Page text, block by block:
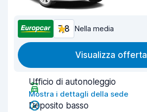
7,8 Nella media
Visualizza offerta
Ufficio di autonoleggio
Mostra i dettagli della sede
Deposito basso